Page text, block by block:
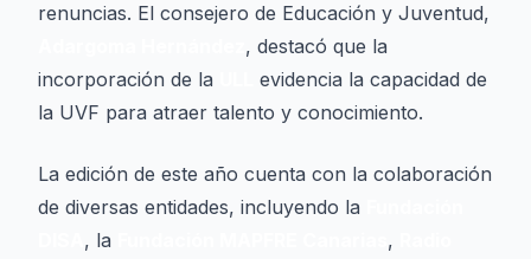
renuncias. El consejero de Educación y Juventud,
, destacó que la
incorporación de la
evidencia la capacidad de
la UVF para atraer talento y conocimiento.
La edición de este año cuenta con la colaboración
de diversas entidades, incluyendo la
, la ,